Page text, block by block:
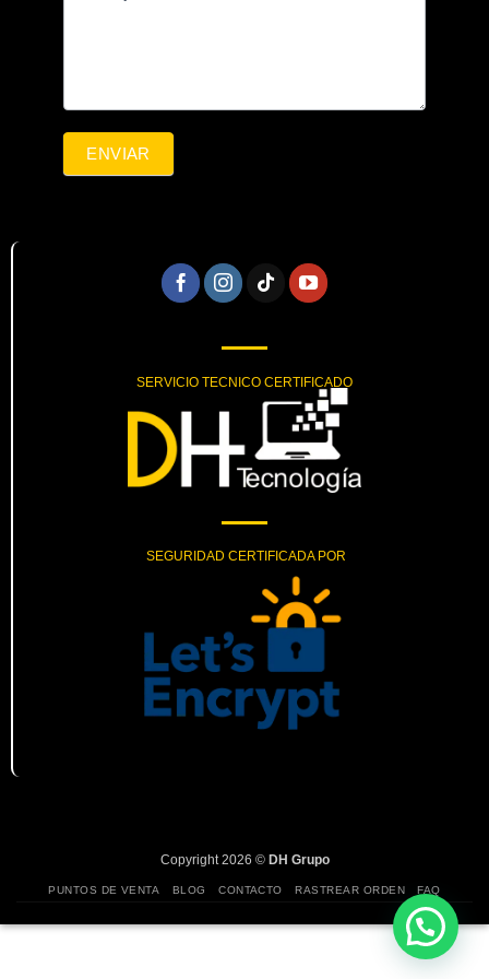
ENVIAR
SERVICIO TECNICO CERTIFICADO
SEGURIDAD CERTIFICADA POR
Copyright 2026 © DH Grupo
PUNTOS DE VENTA BLOG CONTACTO RASTREAR ORDEN FAQ